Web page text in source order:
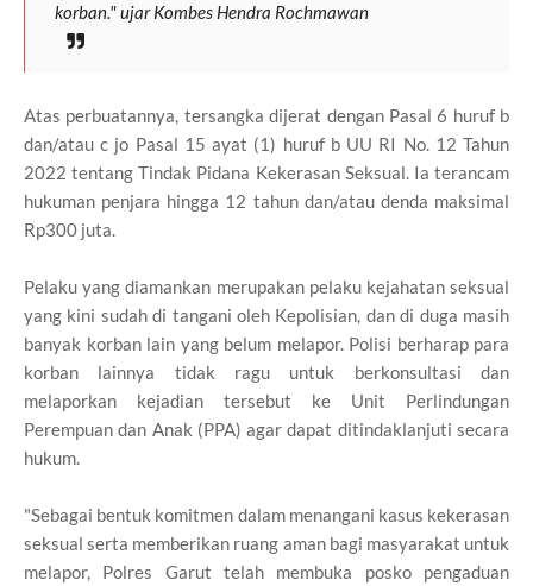
korban." ujar Kombes Hendra Rochmawan
Atas perbuatannya, tersangka dijerat dengan Pasal 6 huruf b
dan/atau c jo Pasal 15 ayat (1) huruf b UU RI No. 12 Tahun
2022 tentang Tindak Pidana Kekerasan Seksual. Ia terancam
hukuman penjara hingga 12 tahun dan/atau denda maksimal
Rp300 juta.
Pelaku yang diamankan merupakan pelaku kejahatan seksual
yang kini sudah di tangani oleh Kepolisian, dan di duga masih
banyak korban lain yang belum melapor. Polisi berharap para
korban lainnya tidak ragu untuk berkonsultasi dan
melaporkan kejadian tersebut ke Unit Perlindungan
Perempuan dan Anak (PPA) agar dapat ditindaklanjuti secara
hukum.
"Sebagai bentuk komitmen dalam menangani kasus kekerasan
seksual serta memberikan ruang aman bagi masyarakat untuk
melapor, Polres Garut telah membuka posko pengaduan